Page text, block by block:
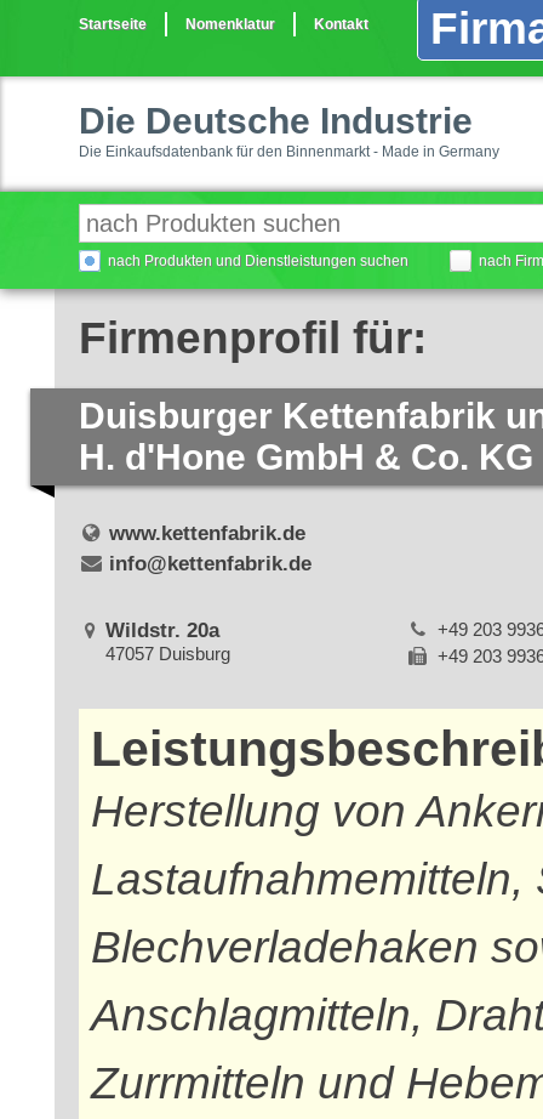
Startseite Nomenklatur Kontakt
Die Deutsche Industrie
Die Einkaufsdatenbank für den Binnenmarkt - Made in Germany
nach Produkten und Dienstleistungen suchen nach
Firmenprofil für:
Duisburger Kettenfabrik
H. d'Hone GmbH & Co. KG
www.kettenfabrik.de
info@kettenfabrik.de
Wildstr. 20a
47057 Duisburg
+49 203
+49 203
Herstellung von
Lastaufnahmemitteln,
Blechverladehaken
Anschlagmitteln,
Zurrmitteln und